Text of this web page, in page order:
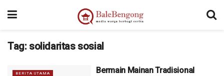
Tag: solidaritas sosial
BERITA UTAMA
Bermain Mainan Tradisional